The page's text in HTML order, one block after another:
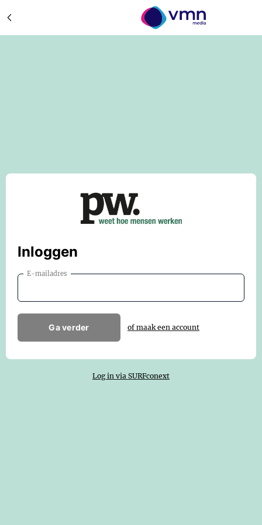
Inloggen
E-mailadres
Ga verder of maak een account
Log in via SURFconext